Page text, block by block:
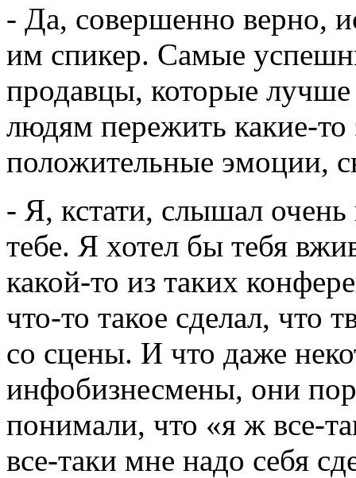
- Да, совершенно верно,
им спикер. Самые
продавцы, которые
людям пережить какие-
положительные эмоции,
- Я, кстати, слышал
тебе. Я хотел бы тебя
какой-то из таких
что-то такое сделал, что
со сцены. И что даже
инфобизнесмены, они
понимали, что «я ж все-
все-таки мне надо себя